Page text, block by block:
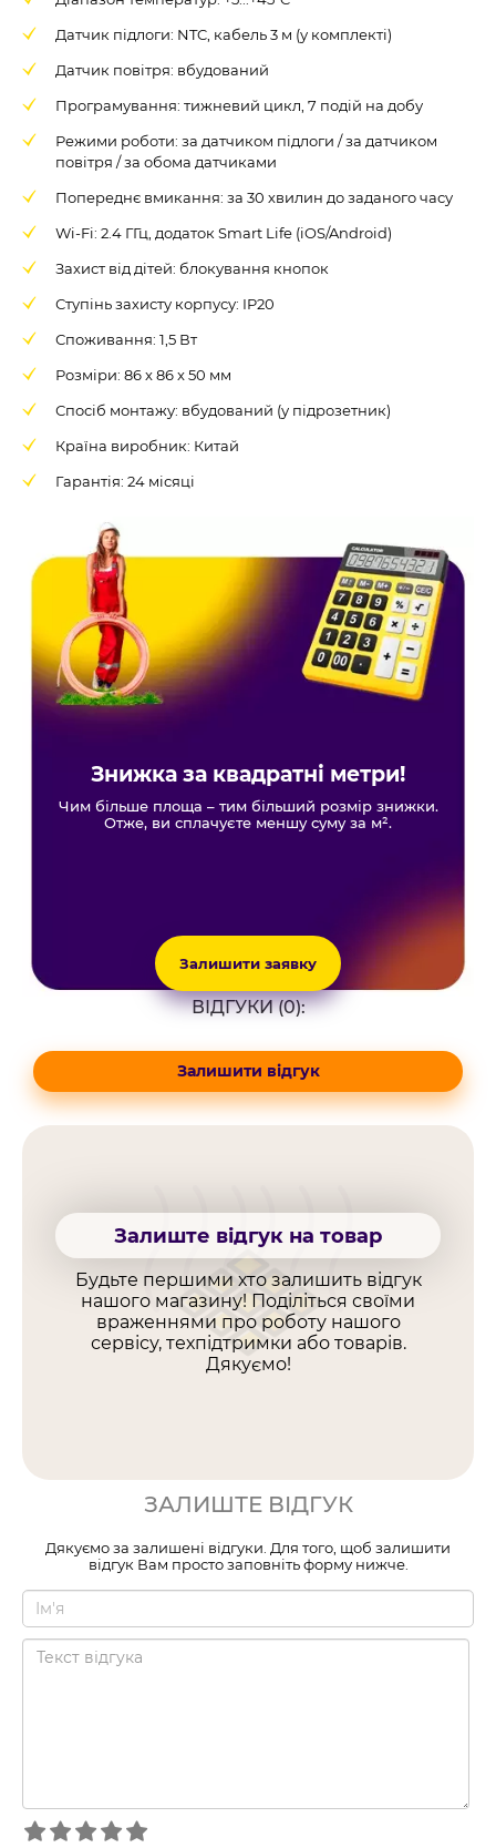
Датчик підлоги: NTC, кабель 3 м (у комплекті)
Датчик повітря: вбудований
Програмування: тижневий цикл, 7 подій на добу
Режими роботи: за датчиком підлоги / за датчиком
повітря / за обома датчиками
Попереднє вмикання: за 30 хвилин до заданого часу
Wi-Fi: 2.4 ГГц, додаток Smart Life (iOS/Android)
Захист від дітей: блокування кнопок
Ступінь захисту корпусу: IP20
Споживання: 1,5 Вт
Розміри: 86 x 86 x 50 мм
Спосіб монтажу: вбудований (у підрозетник)
Країна виробник: Китай
Гарантія: 24 місяці
Знижка за квадратні метри!
Чим більше площа – тим більший розмір знижки.
Отже, ви сплачуєте меншу суму за м².
Залишити заявку
ВІДГУКИ (0):
Залишити відгук
Залиште відгук на товар
Будьте першими хто залишить відгук
нашого магазину! Поділіться своїми
враженнями про роботу нашого
сервісу, техпідтримки або товарів.
Дякуємо!
ЗАЛИШТЕ ВІДГУК
Дякуємо за залишені відгуки. Для того, щоб залишити
відгук Вам просто заповніть форму нижче.